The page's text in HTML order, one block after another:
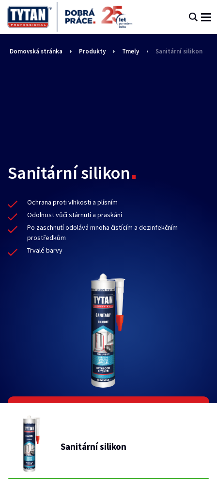
Domovská stránka Produkty Tmely Sanitární silikon
Sanitární silikon
Ochrana proti vlhkosti a plísním
Odolnost vůči stárnutí a praskání
Po zaschnutí odolává mnoha čistícím a dezinfekčním
prostředkům
Trvalé barvy
Sanitární silikon